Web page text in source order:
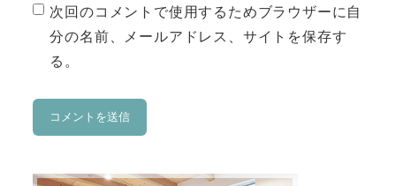
次回のコメントで使用するためブラウザーに自
分の名前、メールアドレス、サイトを保存す
る。